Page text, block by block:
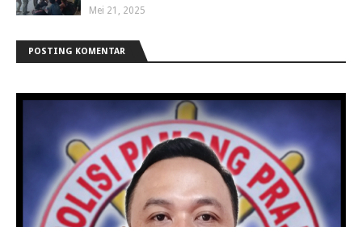
Mei 21, 2025
POSTING KOMENTAR